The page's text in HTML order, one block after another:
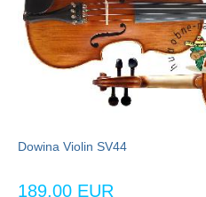
Dowina Violin SV44
189,00 EUR